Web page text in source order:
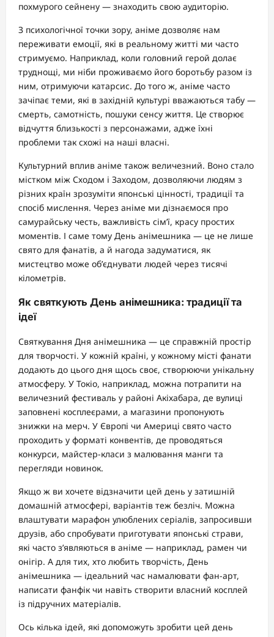
похмурого сейнену — знаходить свою аудиторію.
З психологічної точки зору, аніме дозволяє нам
переживати емоції, які в реальному житті ми часто
стримуємо. Наприклад, коли головний герой долає
труднощі, ми ніби проживаємо його боротьбу разом із
ним, отримуючи катарсис. До того ж, аніме часто
зачіпає теми, які в західній культурі вважаються табу —
смерть, самотність, пошуки сенсу життя. Це створює
відчуття близькості з персонажами, адже їхні
проблеми так схожі на наші власні.
Культурний вплив аніме також величезний. Воно стало
містком між Сходом і Заходом, дозволяючи людям з
різних країн зрозуміти японські цінності, традиції та
спосіб мислення. Через аніме ми дізнаємося про
самурайську честь, важливість сім’ї, красу простих
моментів. І саме тому День анімешника — це не лише
свято для фанатів, а й нагода задуматися, як
мистецтво може об’єднувати людей через тисячі
кілометрів.
Як святкують День анімешника: традиції та
ідеї
Святкування Дня анімешника — це справжній простір
для творчості. У кожній країні, у кожному місті фанати
додають до цього дня щось своє, створюючи унікальну
атмосферу. У Токіо, наприклад, можна потрапити на
величезний фестиваль у районі Акіхабара, де вулиці
заповнені косплеєрами, а магазини пропонують
знижки на мерч. У Європі чи Америці свято часто
проходить у форматі конвентів, де проводяться
конкурси, майстер-класи з малювання манги та
перегляди новинок.
Якщо ж ви хочете відзначити цей день у затишній
домашній атмосфері, варіантів теж безліч. Можна
влаштувати марафон улюблених серіалів, запросивши
друзів, або спробувати приготувати японські страви,
які часто з’являються в аніме — наприклад, рамен чи
онігір. А для тих, хто любить творчість, День
анімешника — ідеальний час намалювати фан-арт,
написати фанфік чи навіть створити власний косплей
із підручних матеріалів.
Ось кілька ідей, які допоможуть зробити цей день